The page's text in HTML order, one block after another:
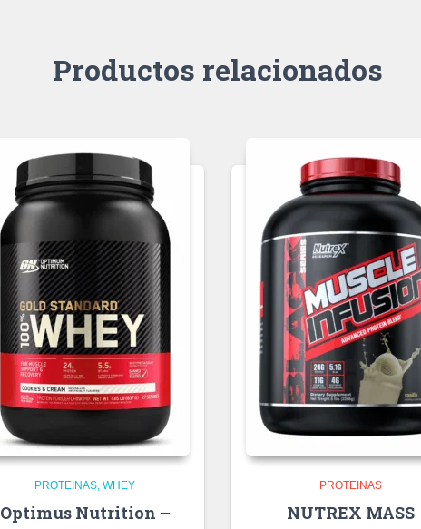
Productos relacionados
PROTEINAS WHEY
Optimus Nutrition –
PROTEINAS
NUTREX MASS